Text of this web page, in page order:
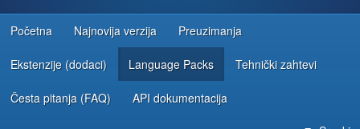
RESURSI ZA RAZVOJ
Početna Najnovija verzija Preuzimanja
Ekstenzije (dodaci) Language Packs Tehnički zahtevi
Česta pitanja (FAQ) API dokumentacija